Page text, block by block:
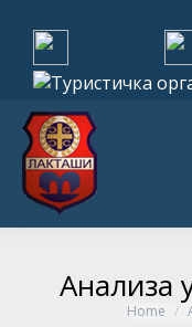
Анализа
You are
Home